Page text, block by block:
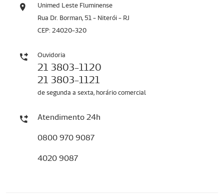
Unimed Leste Fluminense
Rua Dr. Borman, 51 - Niterói - RJ
CEP: 24020-320
Ouvidoria
21 3803-1120
21 3803-1121
de segunda a sexta, horário comercial
Atendimento 24h
0800 970 9087
4020 9087